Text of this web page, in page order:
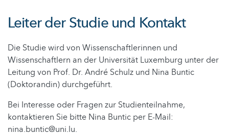
Leiter der Studie und Kontakt
Die Studie wird von Wissenschaftlerinnen und
Wissenschaftlern an der Universität Luxemburg unter der
Leitung von Prof. Dr. André Schulz und Nina Buntic
(Doktorandin) durchgeführt.
Bei Interesse oder Fragen zur Studienteilnahme,
kontaktieren Sie bitte Nina Buntic per E-Mail:
nina.buntic@uni.lu.